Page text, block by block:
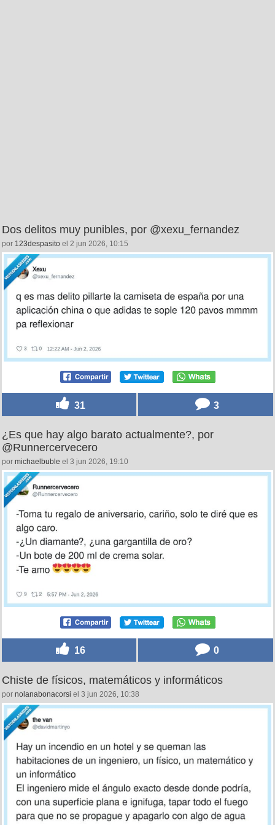
Dos delitos muy punibles, por @xexu_fernandez
por 123despasito el 2 jun 2026, 10:15
31 3
¿Es que hay algo barato actualmente?, por
@Runnercervecero
por michaelbuble el 3 jun 2026, 19:10
16 0
Chiste de físicos, matemáticos y informáticos
por nolanabonacorsi el 3 jun 2026, 10:38